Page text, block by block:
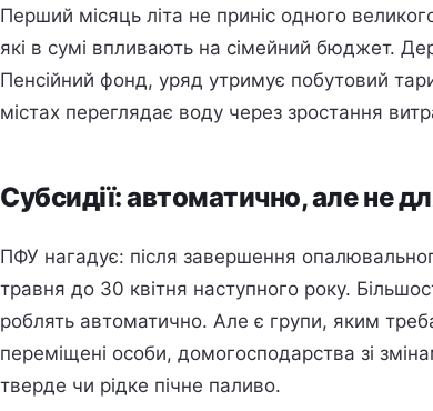
Перший місяць літа не приніс одного
які в сумі впливають на сімейний бюджет.
Пенсійний фонд, уряд утримує побутовий
містах переглядає воду через зростання
Субсидії: автоматично, але не
ПФУ нагадує: після завершення
травня до 30 квітня наступного року.
роблять автоматично. Але є групи, яким
переміщені особи, домогосподарства зі
тверде чи рідке пічне паливо.